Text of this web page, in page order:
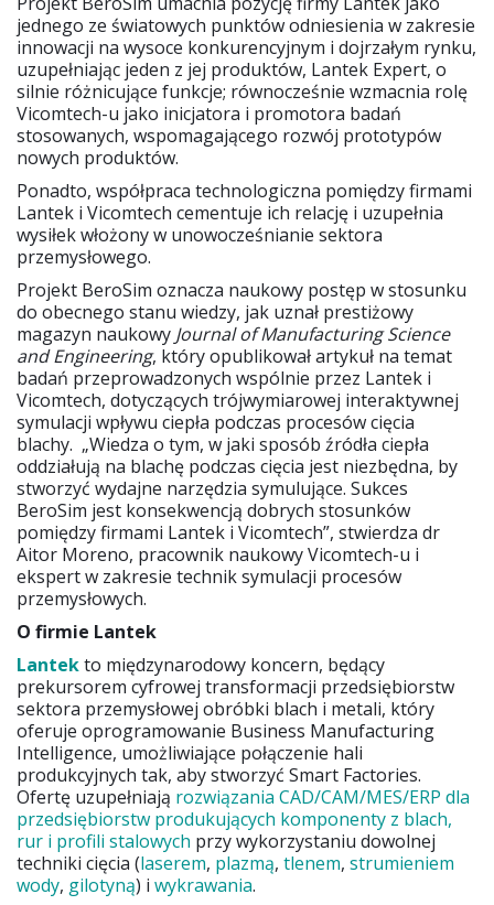
jednego ze światowych punktów odniesienia w zakresie
innowacji na wysoce konkurencyjnym i dojrzałym rynku,
uzupełniając jeden z jej produktów, Lantek Expert, o
silnie różnicujące funkcje; równocześnie wzmacnia rolę
Vicomtech-u jako inicjatora i promotora badań
stosowanych, wspomagającego rozwój prototypów
nowych produktów.
Ponadto, współpraca technologiczna pomiędzy firmami
Lantek i Vicomtech cementuje ich relację i uzupełnia
wysiłek włożony w unowocześnianie sektora
przemysłowego.
Projekt BeroSim oznacza naukowy postęp w stosunku
do obecnego stanu wiedzy, jak uznał prestiżowy
magazyn naukowy Journal of Manufacturing Science
and Engineering, który opublikował artykuł na temat
badań przeprowadzonych wspólnie przez Lantek i
Vicomtech, dotyczących trójwymiarowej interaktywnej
symulacji wpływu ciepła podczas procesów cięcia
blachy. „Wiedza o tym, w jaki sposób źródła ciepła
oddziałują na blachę podczas cięcia jest niezbędna, by
stworzyć wydajne narzędzia symulujące. Sukces
BeroSim jest konsekwencją dobrych stosunków
pomiędzy firmami Lantek i Vicomtech”, stwierdza dr
Aitor Moreno, pracownik naukowy Vicomtech-u i
ekspert w zakresie technik symulacji procesów
przemysłowych.
O firmie Lantek
Lantekto międzynarodowy koncern, będący
prekursorem cyfrowej transformacji przedsiębiorstw
sektora przemysłowej obróbki blach i metali, który
oferuje oprogramowanie Business Manufacturing
Intelligence, umożliwiające połączenie hali
produkcyjnych tak, aby stworzyć Smart Factories.
Ofertę uzupełniają rozwiązania CAD/CAM/MES/ERP dla
przedsiębiorstw produkujących komponenty z blach,
rur i profili stalowych przy wykorzystaniu dowolnej
techniki cięcia (laserem, plazmą, tlenem, strumieniem
wody, gilotyną) i wykrawania.